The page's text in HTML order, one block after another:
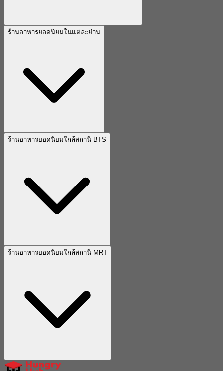
ร้านอาหารยอดนิยมในแต่ละย่าน
ร้านอาหารยอดนิยมใกล้สถานี BTS
ร้านอาหารยอดนิยมใกล้สถานี MRT